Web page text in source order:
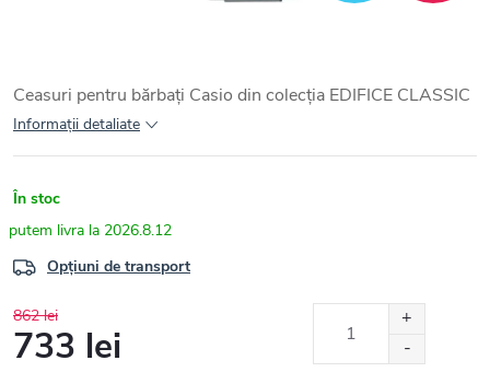
Ceasuri pentru bărbați Casio din colecția EDIFICE CLASSIC
Informaţii detaliate
În stoc
2026.8.12
Opțiuni de transport
862 lei
733 lei